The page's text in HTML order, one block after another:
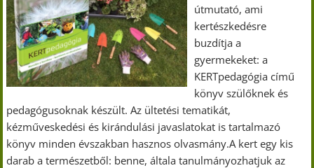
útmutató, ami
kertészkedésre
buzdítja a
gyermekeket: a
KERTpedagógia című
könyv szülőknek és
pedagógusoknak készült. Az ültetési tematikát,
kézműveskedési és kirándulási javaslatokat is tartalmazó
könyv minden évszakban hasznos olvasmány.A kert egy kis
darab a természetből: benne, általa tanulmányozhatjuk az